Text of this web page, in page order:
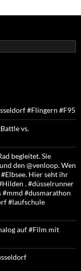
#Flingern #F95
vs.
begleitet. Sie
den @venloop. Wen
Hier seht ihr
. #düsselrunner
#dusmarathon
#laufschule
auf #Film mit